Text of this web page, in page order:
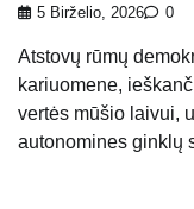
5 Birželio, 2026 0
Atstovų rūmų
kariuomene,
vertės mūšio laivui,
autonomines ginklų